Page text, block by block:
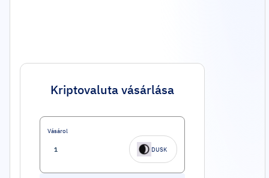
Kriptovaluta vásárlása
Vásárol
DUSK